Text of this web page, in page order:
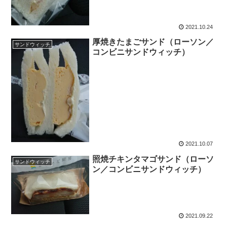
2021.10.24
サンドウィッチ
厚焼きたまごサンド（ローソン／
コンビニサンドウィッチ）
2021.10.07
サンドウィッチ
照焼チキンタマゴサンド（ローソ
ン／コンビニサンドウィッチ）
2021.09.22